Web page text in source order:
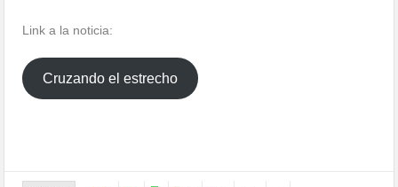
Link a la noticia:
Cruzando el estrecho